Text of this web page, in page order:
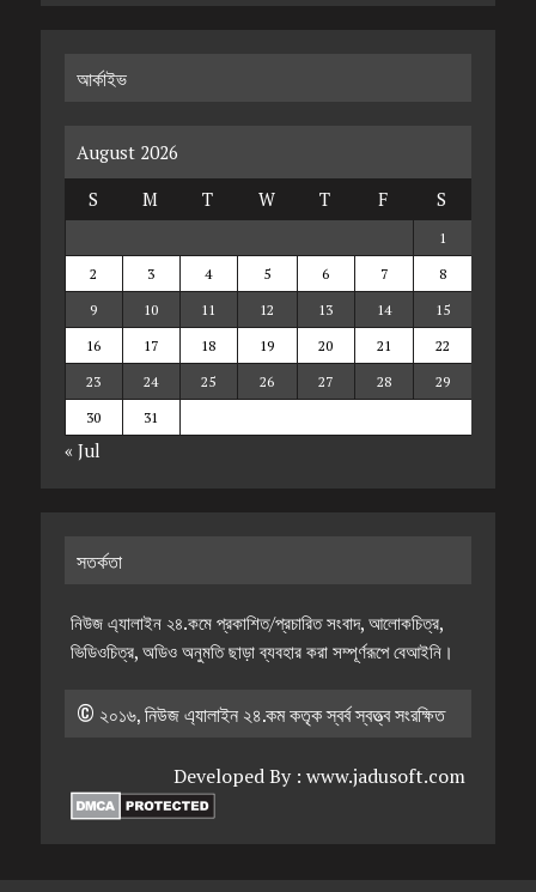
আর্কাইভ
August 2026
S
M T W T F S
1
2
3 4 5 6 7
8
9
10 11 12 13 14
15
16
17 18 19 20 21
22
23
24 25 26 27 28
29
30
31
« Jul
সতর্কতা
নিউজ এ্যালাইন ২৪.কমে প্রকাশিত/প্রচারিত সংবাদ, আলোকচিত্র,
ভিডিওচিত্র, অডিও অনুমতি ছাড়া ব্যবহার করা সম্পূর্ণরূপে বেআইনি।
© ২০১৬, নিউজ এ্যালাইন ২৪.কম কতৃক স্বর্ব স্বত্ত্ব সংরক্ষিত
Developed By :www.jadusoft.com